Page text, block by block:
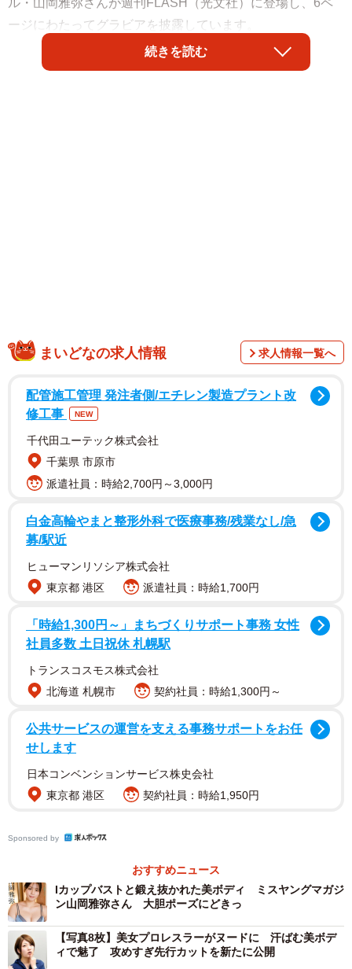
ル・山岡雅弥さんが週刊FLASH（光文社）に登場し、6ペ
ージにわたってグラビアを披露しています。
現役美大生でもある山岡は、2004年11月生まれの19歳。
今回のグラビアのテーマは「彼女の待つ家」。公開された
掲載カットは、水着姿になって玄関で出迎える山岡さんの
姿で、圧巻のIカップバストが魅惑的なショットです。同誌
インタビューでは「最近は、実家の壁をリノベーションす
るため自分で塗装してます」という驚きの発言から、海に
ており、親しみやすく、飾らない人柄が伝わってきます。
【山岡雅弥さんプロフィール】
やまおかみやび 19歳 2004年11月29日生まれ 福岡県出
グマガジン賞を受賞。美術系の大学に通いながらグラビ
ア、俳優、タレントとして活躍中。特技はウェイクボー
ド、ダンス、レスリング。趣味は映画鑑賞。最新情報は公
式X（@miyabi_11292004）にて
続きを読む
まいどなの求人情報 求人情報一覧へ
配管施工管理 発注者側/エチレン製造プラント改
修工事
NEW
千代田ユーテック株式会社
千葉県 市原市
派遣社員：時給2,700円～3,000円
白金高輪やまと整形外科で医療事務/残業なし/急
募/駅近
ヒューマンリソシア株式会社
東京都 港区
派遣社員：時給1,700円
「時給1,300円～」まちづくりサポート事務 女性
社員多数 土日祝休 札幌駅
トランスコスモス株式会社
北海道 札幌市
契約社員：時給1,300円～
公共サービスの運営を支える事務サポートをお任
せします
日本コンベンションサービス株史会社
東京都 港区
契約社員：時給1,950円
Sponsored by
おすすめニュース
Iカップバストと鍛え抜かれた美ボディ ミスヤングマガジ
ン山岡雅弥さん 大胆ポーズにどきっ
【写真8枚】美女プロレスラーがヌードに 汗ばむ美ボデ
ィで魅了 攻めすぎ先行カットを新たに公開